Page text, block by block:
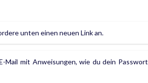
unten einen neuen Link an.
Mail mit Anweisungen, wie du dein Passwort